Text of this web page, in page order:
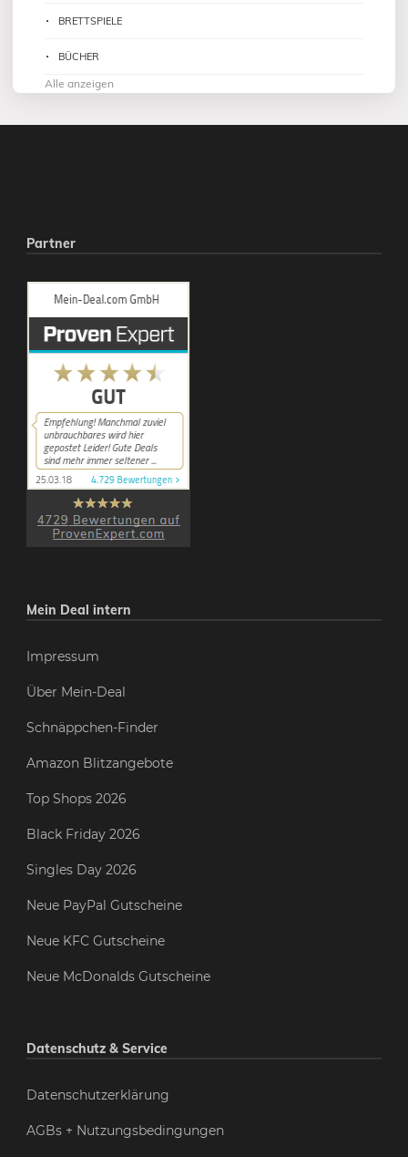
BRETTSPIELE
BÜCHER
Alle anzeigen
Partner
Mein Deal intern
Impressum
Über Mein-Deal
Schnäppchen-Finder
Amazon Blitzangebote
Top Shops 2026
Black Friday 2026
Singles Day 2026
Neue PayPal Gutscheine
Neue KFC Gutscheine
Neue McDonalds Gutscheine
Datenschutz & Service
Datenschutzerklärung
AGBs + Nutzungsbedingungen